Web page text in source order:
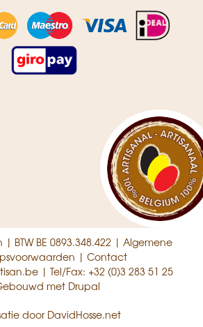
BTW BE 0893.348.422 | Algemene
| Contact
| Tel/Fax: +32 (0)3 283 51 25
met Drupal
door DavidHosse.net